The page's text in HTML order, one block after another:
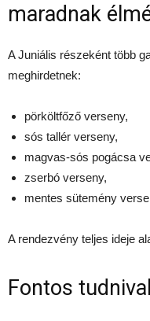
maradnak
A Juniális részeként több
meghirdetnek:
pörköltfőző verseny,
sós tallér verseny,
magvas-sós pogácsa
zserbó verseny,
mentes sütemény
A rendezvény teljes ideje
Fontos